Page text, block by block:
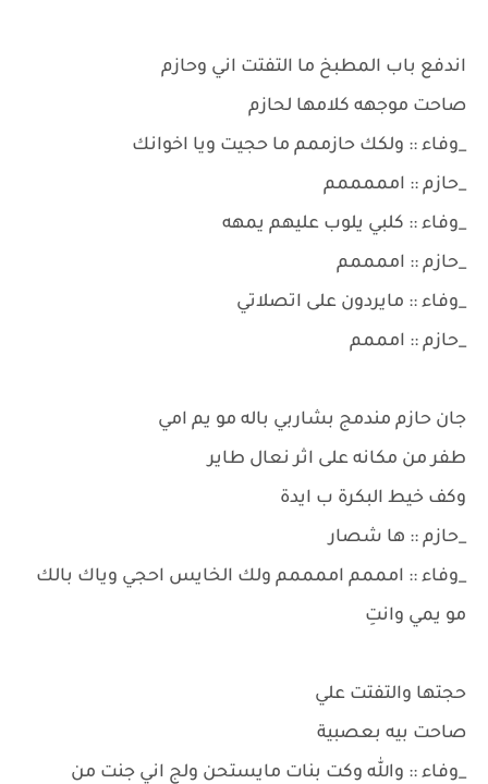
اندفع باب المطبخ ما التفتت اني وحازم
صاحت موجهه كلامها لحازم
_وفاء :: ولكك حازممم ما حجيت ويا اخوانك
_حازم :: امممممم
_وفاء :: كلبي يلوب عليهم يمهه
_حازم :: اممممم
_وفاء :: مايردون على اتصلاتي
_حازم :: امممم
جان حازم مندمج بشاربي باله مو يم امي
طفر من مكانه على اثر نعال طاير
وكف خيط البكرة ب ايدة
_حازم :: ها شصار
_وفاء :: امممم اممممم ولك الخايس احجي وياك بالك
مو يمي وانتِ
حجتها والتفتت علي
صاحت بيه بعصبية
_وفاء :: والله وكت بنات مايستحن ولج اني جنت من